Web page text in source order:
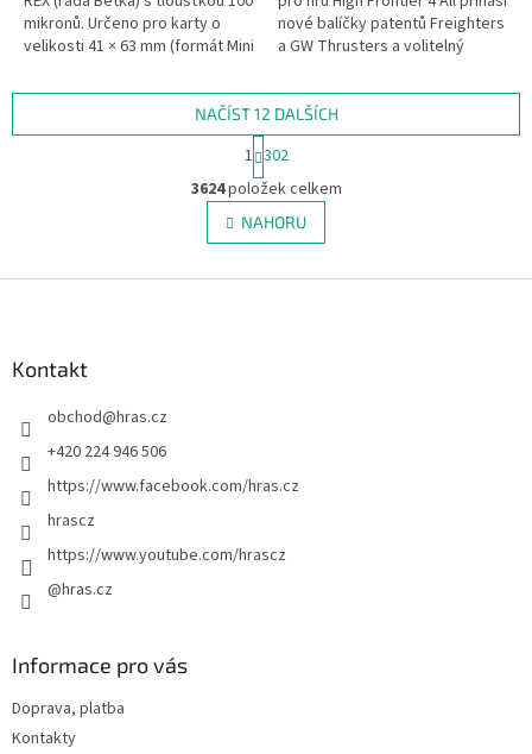
mikronů. Určeno pro karty o
velikosti 41 × 63 mm (formát Mini
Zombicide, Arkham...
nové balíčky patentů Freighters
a GW Thrusters a volitelný
vítězství. Vyžaduje...
O
v
l
á
ý
s
NAČÍST 12 DALŠÍCH
S
t
r
á
n
k
v
1 302
3624položek celkem
NAHORU
Kontakt
obchod@hras.cz
+420 224 946 506
https://www.facebook.com/hras.cz
hrascz
https://www.youtube.com/hrascz
@hras.cz
Informace pro vás
Doprava, platba
Kontakty